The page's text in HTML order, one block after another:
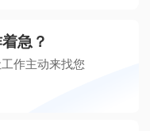
急？
作主动来找您